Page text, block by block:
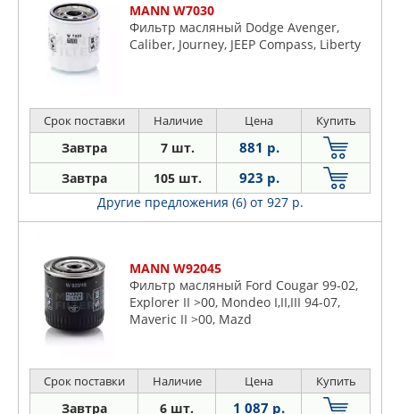
MANN W7030
Фильтр масляный Dodge Avenger,
Caliber, Journey, JEEP Compass, Liberty
Срок поставки Наличие Цена Купить
Завтра 7 шт. 881 р.
Завтра 105 шт. 923 р.
Другие предложения (6) от 927 р.
MANN W92045
Фильтр масляный Ford Cougar 99-02,
Explorer II >00, Mondeo I,II,III 94-07,
Maveric II >00, Mazd
Срок поставки Наличие Цена Купить
Завтра 6 шт. 1 087 р.